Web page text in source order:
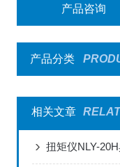
产品咨询
产品分类
相关文章
扭矩仪NLY-